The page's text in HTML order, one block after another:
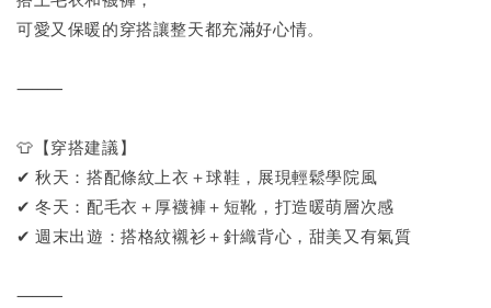
可愛又保暖的穿搭讓整天都充滿好心情。
⸻
👕【穿搭建議】
✔ 秋天：搭配條紋上衣＋球鞋，展現輕鬆學院風
✔ 冬天：配毛衣＋厚襪褲＋短靴，打造暖萌層次感
✔ 週末出遊：搭格紋襯衫＋針織背心，甜美又有氣質
⸻